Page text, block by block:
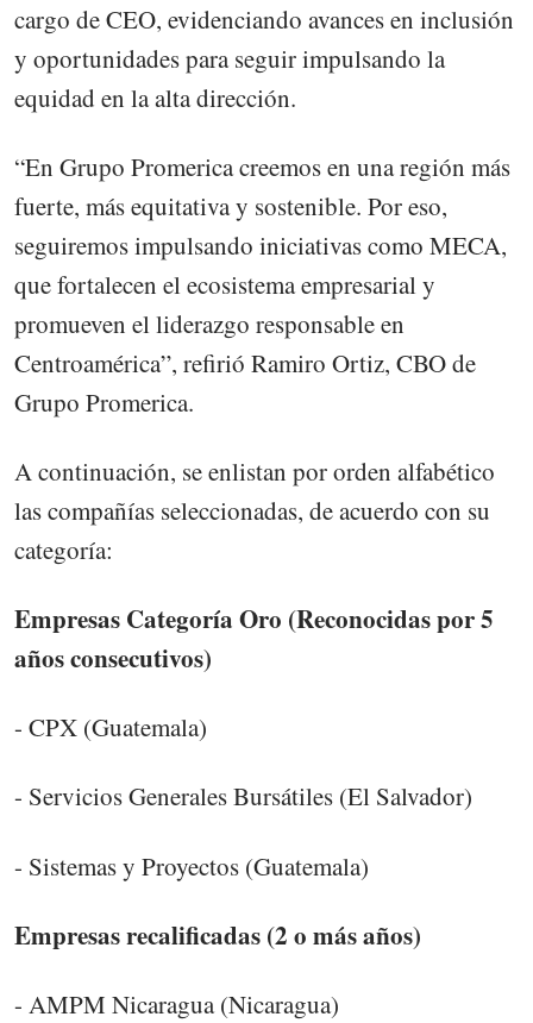
cargo de CEO, evidenciando avances en inclusión
y oportunidades para seguir impulsando la
equidad en la alta dirección.
“En Grupo Promerica creemos en una región más
fuerte, más equitativa y sostenible. Por eso,
seguiremos impulsando iniciativas como MECA,
que fortalecen el ecosistema empresarial y
promueven el liderazgo responsable en
Centroamérica”, refirió Ramiro Ortiz, CBO de
Grupo Promerica.
A continuación, se enlistan por orden alfabético
las compañías seleccionadas, de acuerdo con su
categoría:
Empresas Categoría Oro (Reconocidas por 5
años consecutivos)
- CPX (Guatemala)
- Servicios Generales Bursátiles (El Salvador)
- Sistemas y Proyectos (Guatemala)
Empresas recalificadas (2 o más años)
- AMPM Nicaragua (Nicaragua)